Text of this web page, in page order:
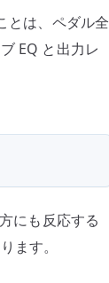
とは、ペダル全
EQ と出力レ
にも反応する
ます。